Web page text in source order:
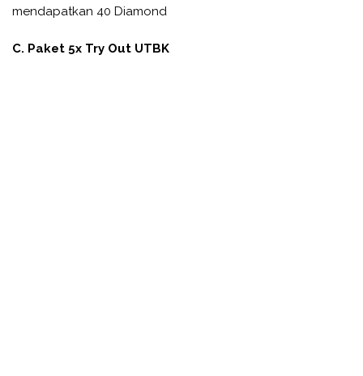
mendapatkan 40 Diamond
C. Paket 5x Try Out UTBK